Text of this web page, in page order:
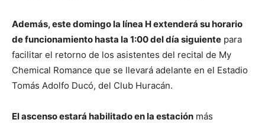
Además, este domingo la línea H extenderá su horario
de funcionamiento hasta la 1:00 del día siguiente para
facilitar el retorno de los asistentes del recital de My
Chemical Romance que se llevará adelante en el Estadio
Tomás Adolfo Ducó, del Club Huracán.
El ascenso estará habilitado en la estación más